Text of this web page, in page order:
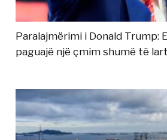
Paralajmërimi i Donald Trump:
paguajë një çmim shumë të